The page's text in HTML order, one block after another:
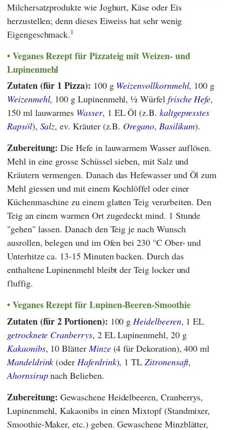
Milchersatzprodukte wie Joghurt, Käse oder Eis
herzustellen; denn dieses Eiweiss hat sehr wenig
Eigengeschmack.1
Veganes Rezept für Pizzateig mit Weizen- und
Lupinenmehl
Zutaten (für 1 Pizza): 100 g Weizenvollkornmehl, 100 g
Weizenmehl, 100 g Lupinenmehl, ½ Würfel frische Hefe,
150 ml lauwarmes Wasser, 1 EL Öl (z.B. kaltgepresstes
Rapsöl), Salz, ev. Kräuter (z.B. Oregano, Basilikum).
Zubereitung: Die Hefe in lauwarmem Wasser auflösen.
Mehl in eine grosse Schüssel sieben, mit Salz und
Kräutern vermengen. Danach das Hefewasser und Öl zum
Mehl giessen und mit einem Kochlöffel oder einer
Küchenmaschine zu einem glatten Teig verarbeiten. Den
Teig an einem warmen Ort zugedeckt mind. 1 Stunde
"gehen" lassen. Danach den Teig je nach Wunsch
ausrollen, belegen und im Ofen bei 230 °C Ober- und
Unterhitze ca. 13-15 Minuten backen. Durch das
enthaltene Lupinenmehl bleibt der Teig locker und
fluffig.
Veganes Rezept für Lupinen-Beeren-Smoothie
Zutaten (für 2 Portionen): 100 g Heidelbeeren, 1 EL
getrocknete Cranberrys, 2 EL Lupinenmehl, 20 g
Kakaonibs, 10 Blätter Minze(4 für Dekoration), 400 ml
Mandeldrink (oder Haferdrink), 1 TLZitronensaft,
Ahornsirupnach Belieben.
Zubereitung: Gewaschene Heidelbeeren, Cranberrys,
Lupinenmehl, Kakaonibs in einen Mixtopf (Standmixer,
Smoothie-Maker, etc.) geben. Gewaschene Minzblätter,